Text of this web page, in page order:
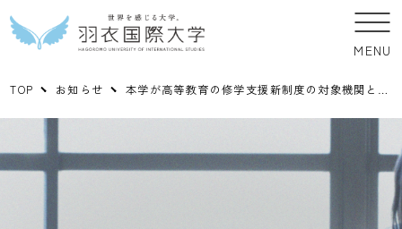
MENU
TOP お知らせ 本学が高等教育の修学支援新制度の対象機関となりました。